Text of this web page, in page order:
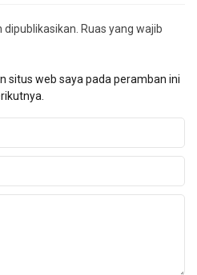
Ruas yang wajib
situs web saya pada peramban ini